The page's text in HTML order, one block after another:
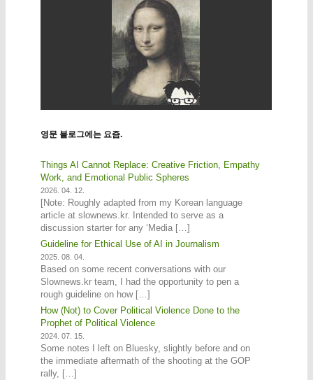
영문 블로그에는 요즘.
Things AI Cannot Replace: Creative Friction, Empathy
Work, and Emotional Public Spheres
2026. 04. 12.
[Note: Roughly adapted from my Korean language
article at slownews.kr. Intended to serve as a
discussion starter for any ‘Media […]
Guideline for Ethical Use of AI in Journalism
2025. 08. 04.
Based on some recent conversations with our
Slownews.kr team, I had the opportunity to pen a
rough guideline on how […]
How (Not) to Cover Political Violence Done to the
Prophet of Political Violence
2024. 07. 15.
Some notes I left on Bluesky, slightly before and on
the immediate aftermath of the shooting at the GOP
rally, […]